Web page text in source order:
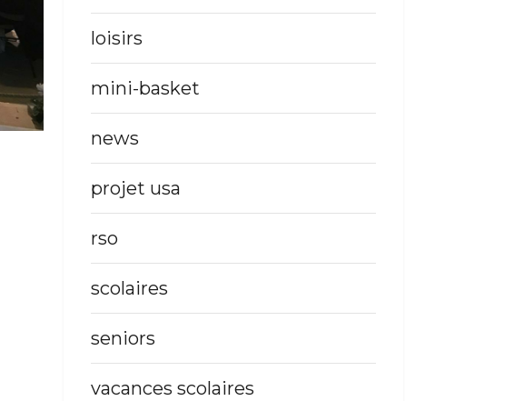
loisirs
mini-basket
news
projet usa
rso
scolaires
seniors
vacances scolaires